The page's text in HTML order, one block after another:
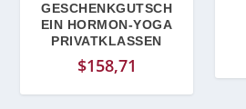
GESCHENKGUTSCH
EIN HORMON-YOGA
PRIVATKLASSEN
$158,71